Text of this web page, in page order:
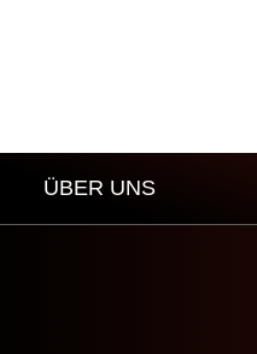
ÜBER UNS